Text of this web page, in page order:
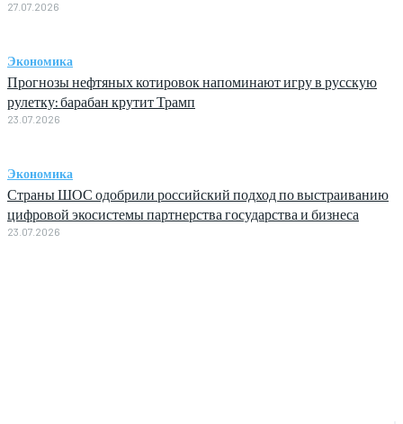
27.07.2026
Экономика
Прогнозы нефтяных котировок напоминают игру в русскую
рулетку: барабан крутит Трамп
23.07.2026
Экономика
Страны ШОС одобрили российский подход по выстраиванию
цифровой экосистемы партнерства государства и бизнеса
23.07.2026